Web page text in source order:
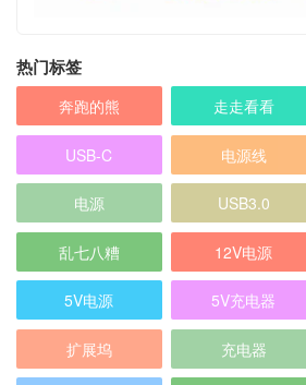
热门标签
奔跑的熊 走走看看
USB-C 电源线
电源 USB3.0
乱七八糟 12V电源
5V电源 5V充电器
扩展坞 充电器